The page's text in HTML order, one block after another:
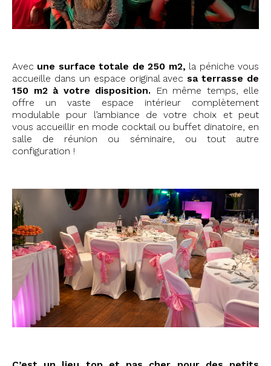
Avec une surface totale de 250 m2, la péniche vous
accueille dans un espace original avec sa terrasse de
150 m2 à votre disposition. En même temps, elle
offre un vaste espace intérieur complètement
modulable pour l’ambiance de votre choix et peut
vous accueillir en mode cocktail ou buffet dinatoire, en
salle de réunion ou séminaire, ou tout autre
configuration !